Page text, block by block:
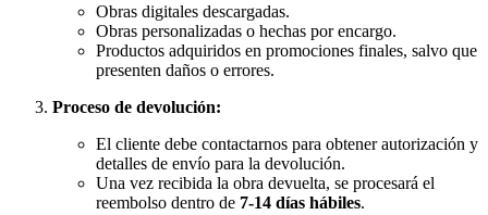
Obras digitales descargadas.
Obras personalizadas o hechas por encargo.
Productos adquiridos en promociones finales, salvo que
presenten daños o errores.
Proceso de devolución:
El cliente debe contactarnos para obtener autorización y
detalles de envío para la devolución.
Una vez recibida la obra devuelta, se procesará el
reembolso dentro de 7-14 días hábiles.